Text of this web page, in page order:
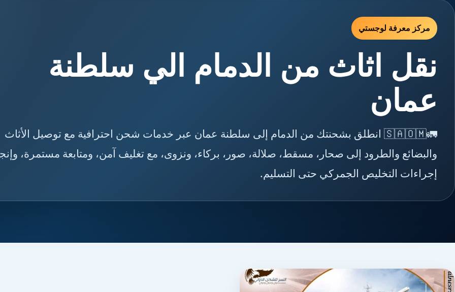
مركز معرفة لوجستي
نقل اثاث من الدمام الي سلطنة
عمان
🚛🇸🇦🇴🇲 انطلق بشحنتك من الدمام إلى سلطنة عمان عبر خدمات شحن احترافية مع توصيل الأثاث
والبضائع والطرود إلى صحار، مسقط، صلالة، صور، بركاء، ونزوى، مع تغليف آمن، ومتابعة مستمرة،
إجراءات التخليص الجمركي حتى التسليم.